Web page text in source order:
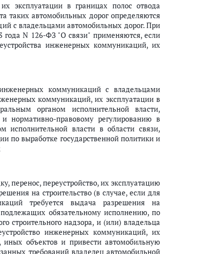
эксплуатации в границах полос отвода
таких автомобильных дорог определяются
с владельцами автомобильных дорог. При
года N 126-ФЗ "О связи" применяются, если
инженерных коммуникаций, их
коммуникаций с владельцами
коммуникаций, их эксплуатации в
органом исполнительной власти,
нормативно-правовому регулированию в
исполнительной власти в области связи,
по выработке государственной политики и
переустройство, их эксплуатацию
на строительство (в случае, если для
требуется выдача разрешения на
обязательному исполнению, по
строительного надзора, и (или) владельца
инженерных коммуникаций, их
иных объектов и привести автомобильную
требований владелец автомобильной